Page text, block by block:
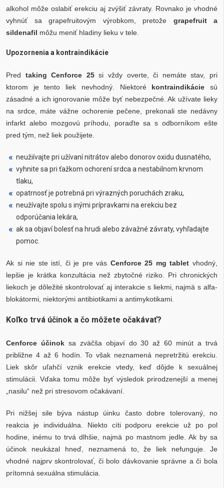
alkohol môže oslabiť erekciu aj zvýšiť závraty. Rovnako je vhodné
vyhnúť sa grapefruitovým výrobkom, pretože grapefruit a
sildenafil môžu meniť hladiny lieku v tele.
Upozornenia a kontraindikácie
Pred taking Cenforce 25si vždy overte, či nemáte stav, pri
ktorom je tento liek nevhodný. Niektoré kontraindikácie sú
zásadné a ich ignorovanie môže byť nebezpečné. Ak užívate lieky
na srdce, máte vážne ochorenie pečene, prekonali ste nedávny
infarkt alebo mozgovú príhodu, poraďte sa s odborníkom ešte
pred tým, než liek použijete.
neužiívajte pri užívaní nitrátov alebo donorov oxidu dusnatého,
vyhnite sa pri ťažkom ochorení srdca a nestabilnom krvnom
tlaku,
opatrnosť je potrebná pri výrazných poruchách zraku,
neužívajte spolu s inými prípravkami na erekciu bez
odporúčania lekára,
ak sa objaví bolesť na hrudi alebo závažné závraty, vyhľadajte
pomoc.
Ak si nie ste istí, či je pre vás Cenforce 25 mg tablet vhodný,
lepšie je krátka konzultácia než zbytočné riziko. Pri chronických
liekoch je dôležité skontrolovať aj interakcie s liekmi, najmä s alfa-
blokátormi, niektorými antibiotikami a antimykotikami.
Koľko trvá účinok a čo môžete očakávať?
Cenforce účinoksa zväčša objaví do 30 až 60 minút a trvá
približne 4 až 6 hodín. To však neznamená nepretržitú erekciu.
Liek skôr uľahčí vznik erekcie vtedy, keď dôjde k sexuálnej
stimulácii. Vďaka tomu môže byť výsledok prirodzenejší a menej
„nasilu“ než pri stresovom očakávaní.
Pri nižšej sile býva nástup úinku často dobre tolerovaný, no
reakcia je individuálna. Niekto cíti podporu erekcie už po pol
hodine, inému to trvá dlhšie, najmä po mastnom jedle. Ak by sa
účinok neukázal hneď, neznamená to, že liek nefunguje. Je
vhodné najprv skontrolovať, či bolo dávkovanie správne a či bola
prítomná sexuálna stimulácia.